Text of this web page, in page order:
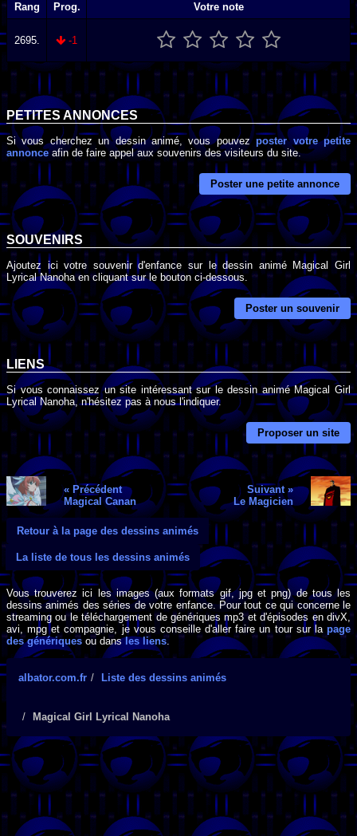
Rang Prog. Votre note
2695. -1
PETITES ANNONCES
Si vous cherchez un dessin animé, vous pouvezposter votre petite
annonceafin de faire appel aux souvenirs des visiteurs du site.
Poster une petite annonce
SOUVENIRS
Ajoutez ici votre souvenir d'enfance sur le dessin animé Magical Girl
Lyrical Nanoha en cliquant sur le bouton ci-dessous.
Poster un souvenir
LIENS
Si vous connaissez un site intéressant sur le dessin animé Magical Girl
Lyrical Nanoha, n'hésitez pas à nous l'indiquer.
Proposer un site
« Précédent
Magical Canan
Suivant »
Le Magicien
Retour à la page des dessins animés
La liste de tous les dessins animés
Vous trouverez ici les images (aux formats gif, jpg et png) de tous les
dessins animés des séries de votre enfance. Pour tout ce qui concerne le
streaming ou le téléchargement de génériques mp3 et d'épisodes en divX,
avi, mpg et compagnie, je vous conseille d'aller faire un tour sur la page
des génériques ou dansles liens.
albator.com.fr Liste des dessins animés
Magical Girl Lyrical Nanoha